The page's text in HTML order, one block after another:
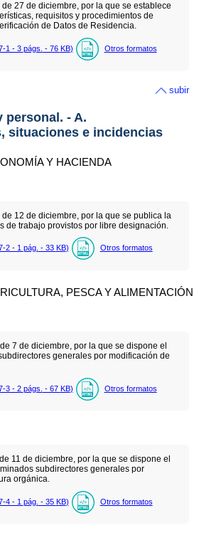
27 de diciembre, por la que se establece
requisitos y procedimientos de
de Datos de Residencia.
1 - 3 págs. - 76 KB) Otros formatos
subir
personal. - A.
situaciones e incidencias
Y HACIENDA
12 de diciembre, por la que se publica la
de trabajo provistos por libre designación.
2 - 1 pág. - 33 KB) Otros formatos
PESCA Y ALIMENTACIÓN
7 de diciembre, por la que se dispone el
generales por modificación de
3 - 2 págs. - 67 KB) Otros formatos
11 de diciembre, por la que se dispone el
subdirectores generales por
orgánica.
4 - 1 pág. - 35 KB) Otros formatos